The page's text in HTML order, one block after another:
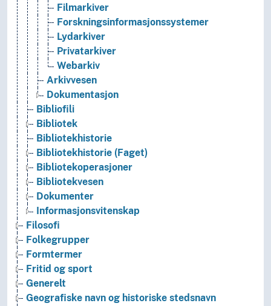
Filmarkiver
Forskningsinformasjonssystemer
Lydarkiver
Privatarkiver
Webarkiv
Arkivvesen
Dokumentasjon
Bibliofili
Bibliotek
Bibliotekhistorie
Bibliotekhistorie (Faget)
Bibliotekoperasjoner
Bibliotekvesen
Dokumenter
Informasjonsvitenskap
Filosofi
Folkegrupper
Formtermer
Fritid og sport
Generelt
Geografiske navn og historiske stedsnavn